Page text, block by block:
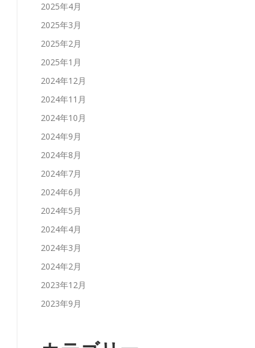
2025年4月
2025年3月
2025年2月
2025年1月
2024年12月
2024年11月
2024年10月
2024年9月
2024年8月
2024年7月
2024年6月
2024年5月
2024年4月
2024年3月
2024年2月
2023年12月
2023年9月